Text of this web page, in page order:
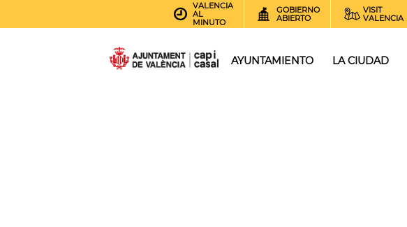
VALENCIA
AL
MINUTO
GOBIERNO
ABIERTO
VISIT
VALENCIA
AYUNTAMIENTO LA CIUDAD